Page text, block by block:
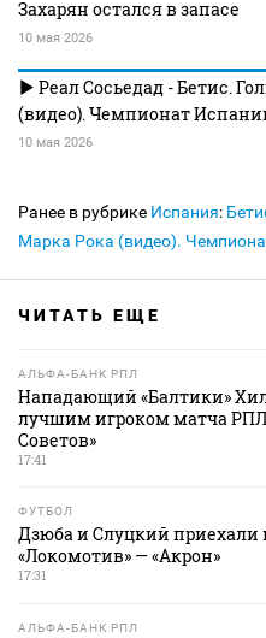
Захарян остался в запасе
10 мая 2026
Реал Сосьедад - Бетис.
(видео). Чемпионат
10 мая 2026
Ранее в рубрике Испания:
Марка Рока (видео).
ЧИТАТЬ ЕЩЕ
АЛЬФА-БАНК РПЛ
Нападающий «Балтики»
лучшим игроком матча
Советов»
17:41
ФУТБОЛ
Дзюба и Слуцкий приехали
«Локомотив» — «Акрон»
17:31
АЛЬФА-БАНК РПЛ